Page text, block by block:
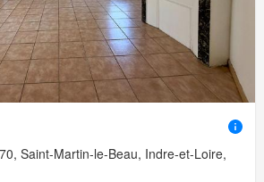
Saint-Martin-le-Beau, Indre-et-Loire,